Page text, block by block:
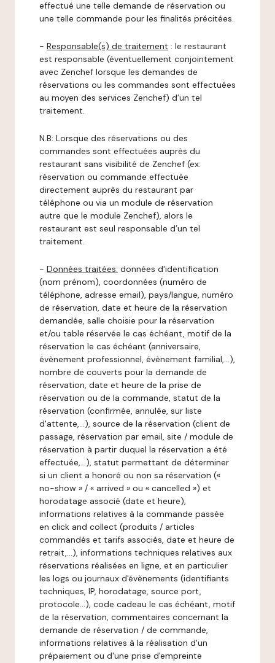
effectué une telle demande de réservation ou
une telle commande pour les finalités précitées.
- Responsable(s) de traitement : le restaurant
est responsable (éventuellement conjointement
avec Zenchef lorsque les demandes de
réservations ou les commandes sont effectuées
au moyen des services Zenchef) d’un tel
traitement.
N.B: Lorsque des réservations ou des
commandes sont effectuées auprès du
restaurant sans visibilité de Zenchef (ex:
réservation ou commande effectuée
directement auprès du restaurant par
téléphone ou via un module de réservation
autre que le module Zenchef), alors le
restaurant est seul responsable d’un tel
traitement.
- Données traitées: données d'identification
(nom prénom), coordonnées (numéro de
téléphone, adresse email), pays/langue, numéro
de réservation, date et heure de la réservation
demandée, salle choisie pour la réservation
et/ou table réservée le cas échéant, motif de la
réservation le cas échéant (anniversaire,
évènement professionnel, évènement familial,…),
nombre de couverts pour la demande de
réservation, date et heure de la prise de
réservation ou de la commande, statut de la
réservation (confirmée, annulée, sur liste
d'attente,…), source de la réservation (client de
passage, réservation par email, site / module de
réservation à partir duquel la réservation a été
effectuée,…), statut permettant de déterminer
si un client a honoré ou non sa réservation («
no-show » / « arrived » ou « cancelled ») et
horodatage associé (date et heure),
informations relatives à la commande passée
en click and collect (produits / articles
commandés et tarifs associés, date et heure de
retrait,…), informations techniques relatives aux
réservations réalisées en ligne, et en particulier
les logs ou journaux d'évènements (identifiants
techniques, IP, horodatage, source port,
protocole…), code cadeau le cas échéant, motif
de la réservation, commentaires concernant la
demande de réservation / de commande,
informations relatives à la réalisation d'un
prépaiement ou d'une prise d'empreinte